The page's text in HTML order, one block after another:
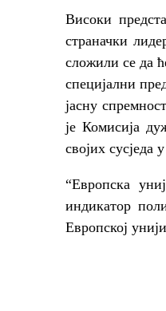
Високи
страначки
сложили се да
специјални
јасну
је Комисија
својих сусједа
“Европска
индикатор
Европској